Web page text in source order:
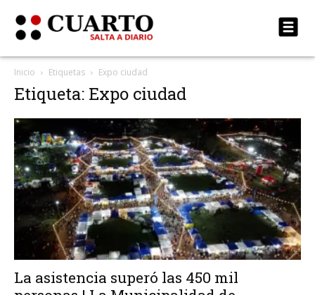
Inicio Etiquetas Expo ciudad
Etiqueta: Expo ciudad
La asistencia superó las 450 mil